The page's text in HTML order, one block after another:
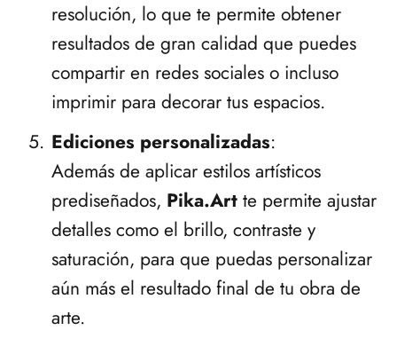
resolución, lo que te permite obtener
resultados de gran calidad que puedes
compartir en redes sociales o incluso
imprimir para decorar tus espacios.
Ediciones personalizadas:
Además de aplicar estilos artísticos
prediseñados, Pika.Art te permite ajustar
detalles como el brillo, contraste y
saturación, para que puedas personalizar
aún más el resultado final de tu obra de
arte.